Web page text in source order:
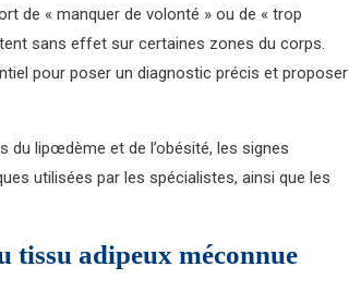
de « manquer de volonté » ou de « trop
sans effet sur certaines zones du corps.
pour poser un diagnostic précis et proposer
du lipœdème et de l’obésité, les signes
utilisées par les spécialistes, ainsi que les
tissu adipeux méconnue